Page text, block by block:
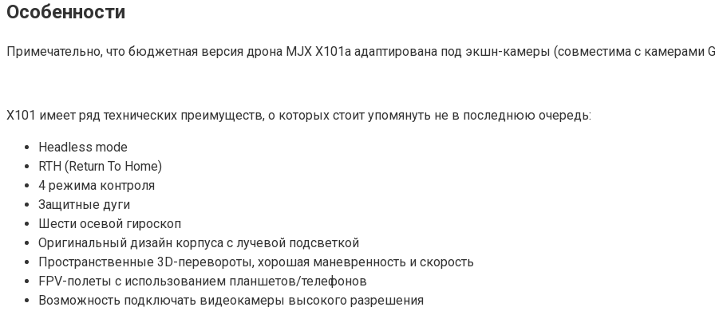
Особенности
Примечательно, что бюджетная версия дрона MJX X101a адаптирована под экшн-камеры (совместима с камерами
X101 имеет ряд технических преимуществ, о которых стоит упомянуть не в последнюю очередь:
Headless mode
RTH (Return To Home)
4 режима контроля
Защитные дуги
Шести осевой гироскоп
Оригинальный дизайн корпуса с лучевой подсветкой
Пространственные 3D-перевороты, хорошая маневренность и скорость
FPV-полеты с использованием планшетов/телефонов
Возможность подключать видеокамеры высокого разрешения